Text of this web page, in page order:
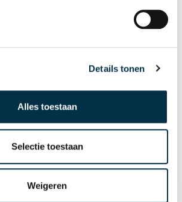
Details tonen
Alles toestaan
Selectie toestaan
Weigeren
verzorger